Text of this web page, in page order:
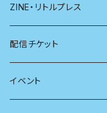
医学
看護学
心理学
経営学
雑貨
ZINE・リトルプレス
電子版（EPub）
電子版（PDF）
配信チケット
イベント